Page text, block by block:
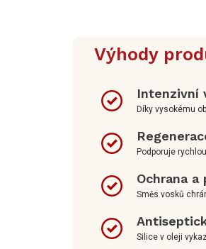
Výhody
Intenzivní
Díky vysokému
Podporuje
Ochrana a
Směs vosků
Silice v oleji